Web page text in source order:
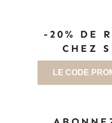
-20% DE
CHEZ
LE CODE